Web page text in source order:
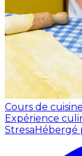
Cours de cuisine
Expérience
StresaHébergé